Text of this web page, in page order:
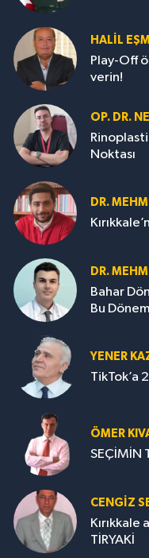
HALIL
Play-Off
verin!
OP. DR.
Noktası
DR.
DR.
Bahar
Bu
YENER
TikTok’a
ÖMER
SEÇİMİN
CENGİZ
Kırıkkale
TİRYAKİ